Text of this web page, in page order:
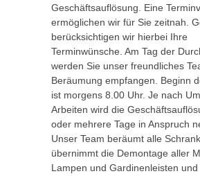
Geschäftsauflösung. Eine
ermöglichen wir für Sie zeitnah.
berücksichtigen wir hierbei Ihre
Terminwünsche. Am Tag der
werden Sie unser freundliches
Beräumung empfangen. Beginn
ist morgens 8.00 Uhr. Je nach
Arbeiten wird die
oder mehrere Tage in Anspruch
Unser Team beräumt alle
übernimmt die Demontage aller
Lampen und Gardinenleisten und